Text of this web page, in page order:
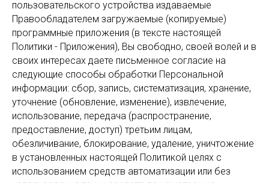
пользовательского устройства издаваемые
Правообладателем загружаемые (копируемые)
программные приложения (в тексте настоящей
Политики - Приложения), Вы свободно, своей волей и в
своих интересах даете письменное согласие на
следующие способы обработки Персональной
информации: сбор, запись, систематизация, хранение,
уточнение (обновление, изменение), извлечение,
использование, передача (распространение,
предоставление, доступ) третьим лицам,
обезличивание, блокирование, удаление, уничтожение
в установленных настоящей Политикой целях с
использованием средств автоматизации или без